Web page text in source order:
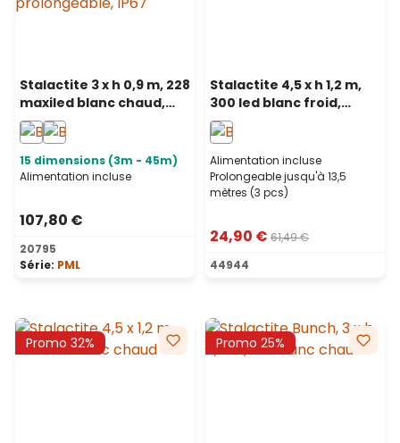
Stalactite 3 x h 0,9 m, 228
maxiled blanc chaud,
câble blanc,
prolongeable, IP67
15 dimensions (3m - 45m)
Alimentation incluse
107,80 €
20795
Série: PML
Stalactite 4,5 x h 1,2 m,
300 led blanc froid,
câble blanc,
prolongeable
Alimentation incluse
Prolongeable jusqu'à 13,5
mètres (3 pcs)
24,90 € 61,49 €
44944
Promo 32% Promo 25%